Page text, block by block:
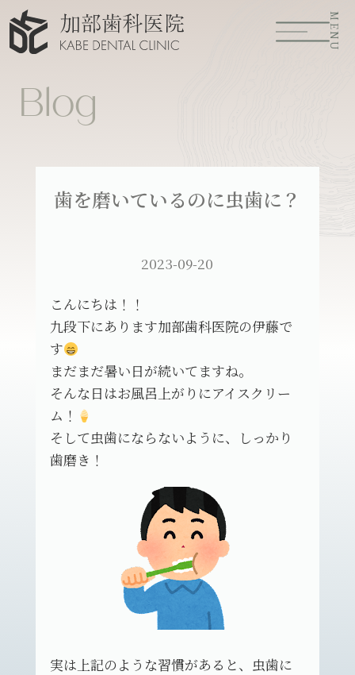
MENU
Blog
歯を磨いているのに虫歯に？
2023-09-20
こんにちは！！
九段下にあります加部歯科医院の伊藤で
す
まだまだ暑い日が続いてますね。
そんな日はお風呂上がりにアイスクリー
ム！
そして虫歯にならないように、しっかり
歯磨き！
実は上記のような習慣があると、虫歯に